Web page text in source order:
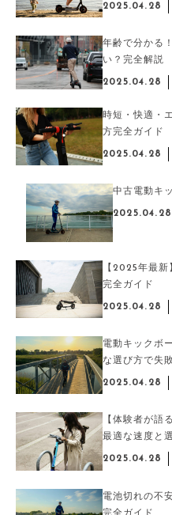
2025.04.28
年齢で分かる
い？完全解説
2025.04.28
時短・快適・
方完全ガイド
2025.04.28
中古電動キ
2025.04.28
【2025年最
完全ガイド
2025.04.28
電動キックボ
な選び方で失
2025.04.28
【体験者が語
最適な速度と
2025.04.28
電池切れの不
完全ガイド